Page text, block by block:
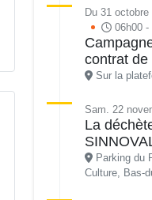
Du 31
06h00 -
contrat
Sur la
Sam. 22
La
Parking du
Culture, Bas-